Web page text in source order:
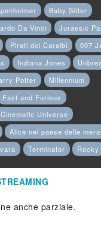
Baby Sitter
Da Vinci
Jurassic
Pirati dei Caraibi
007
Indiana Jones
Potter
Millennium
Fast and Furious
Universe
Alice nel paese delle
Terminator Rocky
anche parziale.